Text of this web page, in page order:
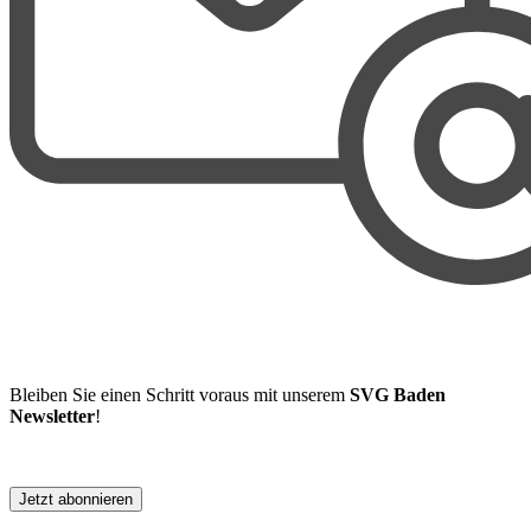
Bleiben Sie einen Schritt voraus mit unserem SVG Baden
Newsletter!
Jetzt abonnieren